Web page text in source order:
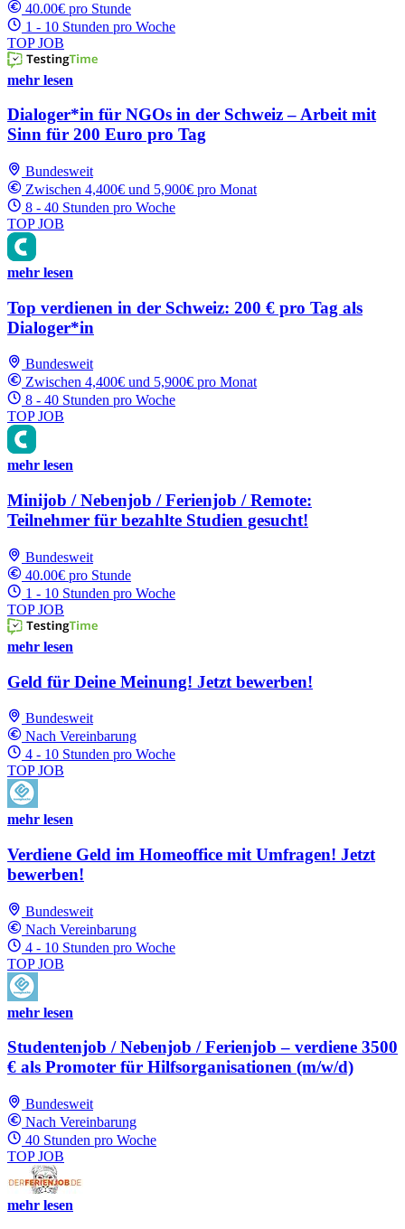
40.00€ pro Stunde
1 - 10 Stunden pro Woche
TOP JOB
mehr lesen
Dialoger*in für NGOs in der Schweiz – Arbeit mit
Sinn für 200 Euro pro Tag
Bundesweit
Zwischen 4,400€ und 5,900€ pro Monat
8 - 40 Stunden pro Woche
TOP JOB
mehr lesen
Top verdienen in der Schweiz: 200 € pro Tag als
Dialoger*in
Bundesweit
Zwischen 4,400€ und 5,900€ pro Monat
8 - 40 Stunden pro Woche
TOP JOB
mehr lesen
Minijob / Nebenjob / Ferienjob / Remote:
Teilnehmer für bezahlte Studien gesucht!
Bundesweit
40.00€ pro Stunde
1 - 10 Stunden pro Woche
TOP JOB
mehr lesen
Geld für Deine Meinung! Jetzt bewerben!
Bundesweit
Nach Vereinbarung
4 - 10 Stunden pro Woche
TOP JOB
mehr lesen
Verdiene Geld im Homeoffice mit Umfragen! Jetzt
bewerben!
Bundesweit
Nach Vereinbarung
4 - 10 Stunden pro Woche
TOP JOB
mehr lesen
Studentenjob / Nebenjob / Ferienjob – verdiene 3500
€ als Promoter für Hilfsorganisationen (m/w/d)
Bundesweit
Nach Vereinbarung
40 Stunden pro Woche
TOP JOB
mehr lesen